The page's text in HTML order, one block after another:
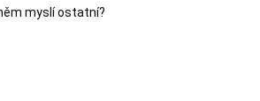
myslí ostatní?